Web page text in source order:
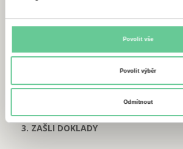
Povolit vše
Povolit výběr
Odmítnout
3. ZAŠLI DOKLADY